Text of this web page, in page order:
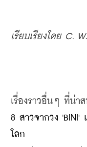
เรียบเรียงโดย C. W.
เรื่องราวอื่นๆ ที่น่า
8 สาวจากวง 'BINI'
โลก